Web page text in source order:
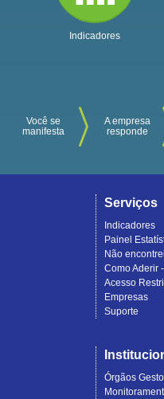
Indicadores
Você se
manifesta
A empresa
responde
Serviços
Indicadores
Painel
Não
Como Aderir
Acesso
Empresas
Suporte
Órgãos